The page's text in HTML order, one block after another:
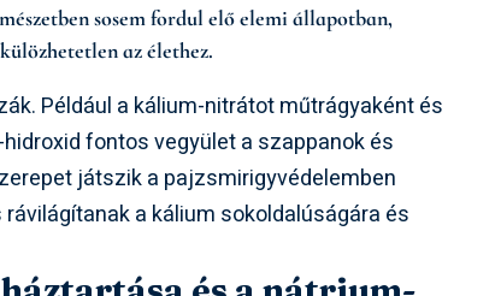
sosem fordul elő elemi állapotban,
az élethez.
Például a kálium-nitrátot műtrágyaként és
fontos vegyület a szappanok és
játszik a pajzsmirigyvédelemben
a kálium sokoldalúságára és